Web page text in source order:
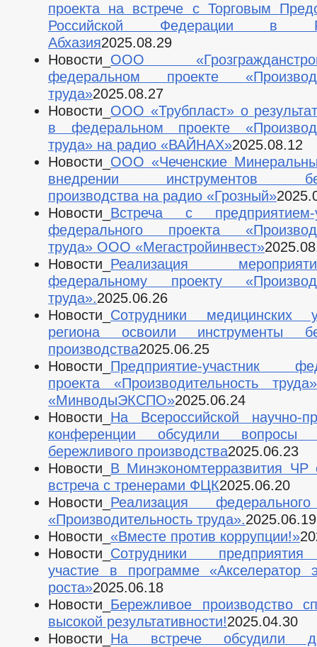
проекта на встрече с Торговым
Российской Федерации в
Абхазия2025.08.29
Новости_ ООО
федеральном проекте
труда»2025.08.27
Новости_ ООО «Трубпласт» о
в федеральном проекте
труда» на радио «ВАЙНАХ»2025.08.12
Новости_ ООО «Чеченские
внедрении инструментов
производства на радио «Грозный»
Новости_ Встреча с предприятием-
федерального проекта
труда» ООО «Мегастройинвест»
Новости_ Реализация
федеральному проекту
труда».2025.06.26
Новости_ Сотрудники медицинских
региона освоили инструменты
производства2025.06.25
Новости_ Предприятие-участник
проекта «Производительность
«МинводыЭКСПО»2025.06.24
Новости_ На Всероссийской научно-
конференции обсудили вопросы
бережливого производства2025.06.23
Новости_ В Минэкономтерразвития ЧР
встреча с тренерами ФЦК2025.06.20
Новости_ Реализация
«Производительность труда».2025.06.19
Новости_ «Вместе против коррупции!»
Новости_ Сотрудники
участие в программе «Акселератор
роста»2025.06.18
Новости_ Бережливое производство
высокой результативности!2025.04.30
Новости_ На встрече обсудили